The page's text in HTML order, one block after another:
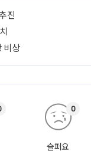
진
비상
슬퍼요
0